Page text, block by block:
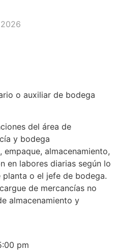
o auxiliar de bodega
del área de
y bodega
almacenamiento,
en labores diarias según lo
o el jefe de bodega.
de mercancías no
almacenamiento y
pm